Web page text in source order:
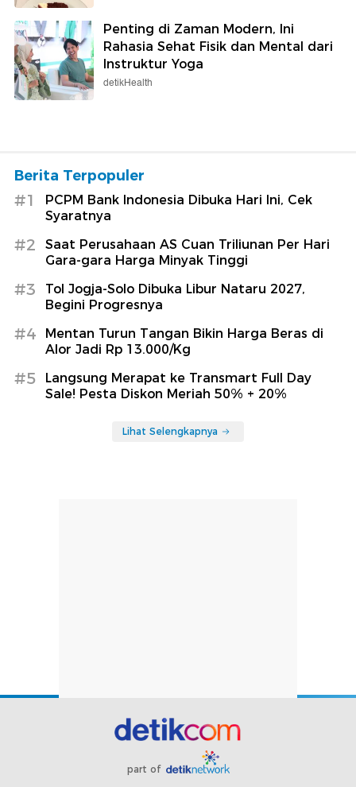
Penting di Zaman Modern, Ini
Rahasia Sehat Fisik dan Mental dari
Instruktur Yoga
detikHealth
Berita Terpopuler
#1
PCPM Bank Indonesia Dibuka Hari Ini, Cek
Syaratnya
#2
Saat Perusahaan AS Cuan Triliunan Per Hari
Gara-gara Harga Minyak Tinggi
#3
Tol Jogja-Solo Dibuka Libur Nataru 2027,
Begini Progresnya
#4
Mentan Turun Tangan Bikin Harga Beras di
Alor Jadi Rp 13.000/Kg
#5
Langsung Merapat ke Transmart Full Day
Sale! Pesta Diskon Meriah 50% + 20%
Lihat Selengkapnya
part of